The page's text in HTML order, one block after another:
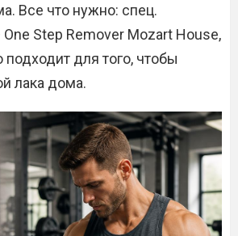
Все что нужно: спец.
Step Remover Mozart House,
подходит для того, чтобы
лака дома.